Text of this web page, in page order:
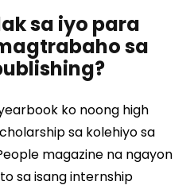
sa iyo para
sa
ko noong high
sa kolehiyo sa
magazine na ngayon
sa isang internship